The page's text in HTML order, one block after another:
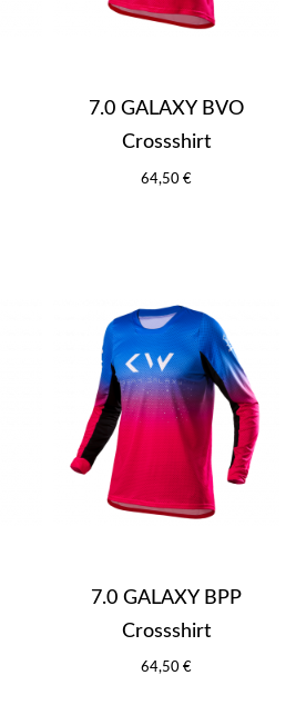
7.0 GALAXY BVO
Crossshirt
64,50 €
7.0 GALAXY BPP
Crossshirt
64,50 €